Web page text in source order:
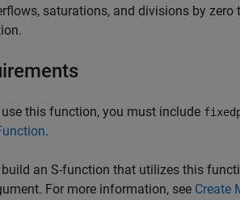
saturations, and divisions by
this function, you must include
.
an S-function that utilizes this
For more information, see Create